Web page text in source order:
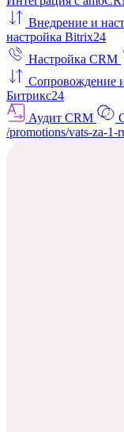
Внедрение и
настройка Bitrix24
Настройка CRM
Сопровождение
Битрикс24
Аудит CRM
/promotions/vats-za-1-